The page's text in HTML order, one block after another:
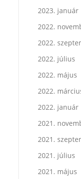
2023. január
2022.
2022.
2022. július
2022. május
2022.
2022. január
2021.
2021.
2021. július
2021. május